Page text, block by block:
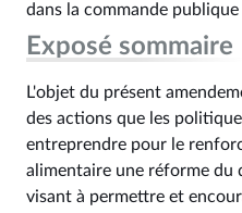
dans la commande publique
Exposé sommaire
L'objet du présent
des actions que les
entreprendre pour le
alimentaire une réforme du
visant à permettre et